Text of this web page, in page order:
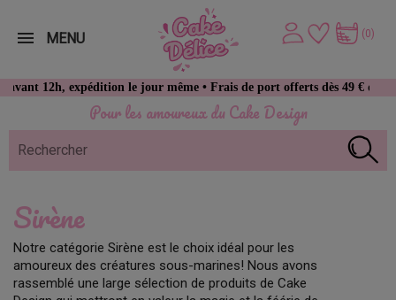
Pour les amoureux du Cake Design
12h, expédition le jour même • Frais de port offerts dès 49 € d’achat
(0)
MENU
Sirène
Notre catégorie Sirène est le choix idéal pour les
amoureux des créatures sous-marines! Nous avons
rassemblé une large sélection de produits de Cake